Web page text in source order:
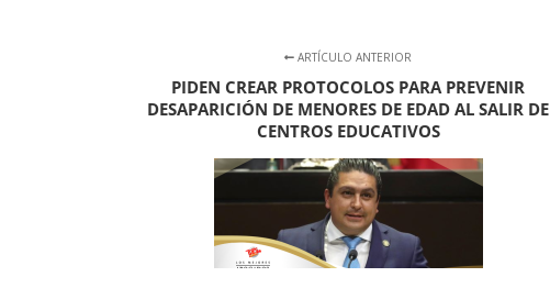
ARTÍCULO ANTERIOR
PIDEN CREAR PROTOCOLOS PARA PREVENIR
DESAPARICIÓN DE MENORES DE EDAD AL SALIR DE
CENTROS EDUCATIVOS